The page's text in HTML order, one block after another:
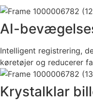
AI-
Intelligent registrering,
køretøjer og reducerer
Krystalklar